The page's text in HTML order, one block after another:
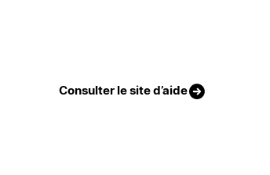
Consulter le site d’aide